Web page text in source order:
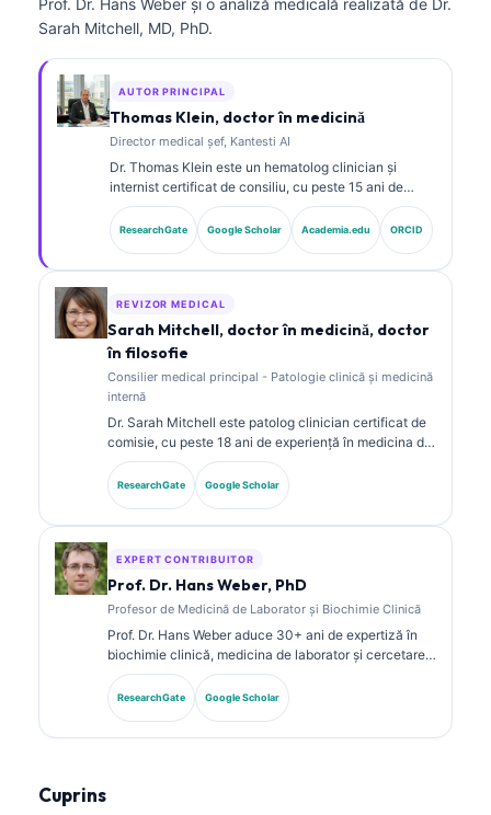
Sarah Mitchell, MD, PhD.
AUTOR PRINCIPAL
Thomas Klein, doctor în medicină
Director medical șef, Kantesti AI
Dr. Thomas Klein este un hematolog clinician și
internist certificat de consiliu, cu peste 15 ani de
experiență în medicina de laborator și analiză clinică
asistată de AI. În calitate de Chief Medical Officer la
Kantesti AI, el asigură supravegherea clinică a
biomarkerilor și diagnosticul de laborator în domeniul
medicinei de laborator.
ResearchGate Google Scholar Academia.edu ORCID
REVIZOR MEDICAL
Sarah Mitchell, doctor în medicină, doctor
în filosofie
Consilier medical principal - Patologie clinică și medicină
internă
Dr. Sarah Mitchell este patolog clinician certificat de
comisie, cu peste 18 ani de experiență în medicina de
laborator și analiza diagnostică. Deține certificări de
specialitate în chimie clinică și a publicat pe larg
despre panouri de biomarkeri și analiza de laborator
ResearchGate Google Scholar
EXPERT CONTRIBUITOR
Prof. Dr. Hans Weber, PhD
Profesor de Medicină de Laborator și Biochimie Clinică
Prof. Dr. Hans Weber aduce 30+ ani de expertiză în
biochimie clinică, medicina de laborator și cercetarea
biomarkerilor. Fost președinte al Societății Germane
de Chimie Clinică, se specializează în analiza
panourilor de diagnostic, standardizarea biomarkerilor
ResearchGate Google Scholar
Cuprins